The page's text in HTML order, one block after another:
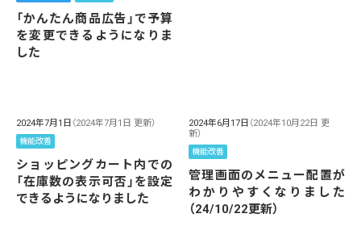
「かんたん商品広告」で予算
を変更できるようになりま
した
2024年7月1日 （2024年7月1日 更新）
機能改善
ショッピングカート内での
「在庫数の表示可否」を設定
できるようになりました
2024年6月17日 （2024年10月22日 更
新）
機能改善
管理画面のメニュー配置が
わかりやすくなりました
（24/10/22更新）